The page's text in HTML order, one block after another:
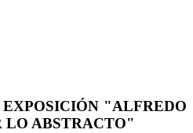
"ALFREDO
ABSTRACTO"